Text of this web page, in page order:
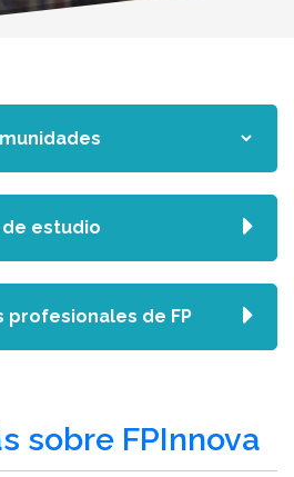
sobre FPInnova
estudio
profesionales de FP